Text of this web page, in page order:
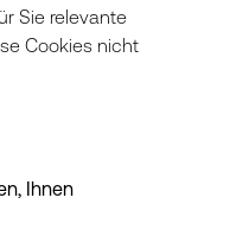
Sie relevante
Cookies nicht
Ihnen